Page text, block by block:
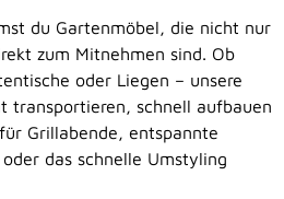
du Gartenmöbel, die nicht nur
zum Mitnehmen sind. Ob
oder Liegen – unsere
transportieren, schnell aufbauen
Grillabende, entspannte
das schnelle Umstyling